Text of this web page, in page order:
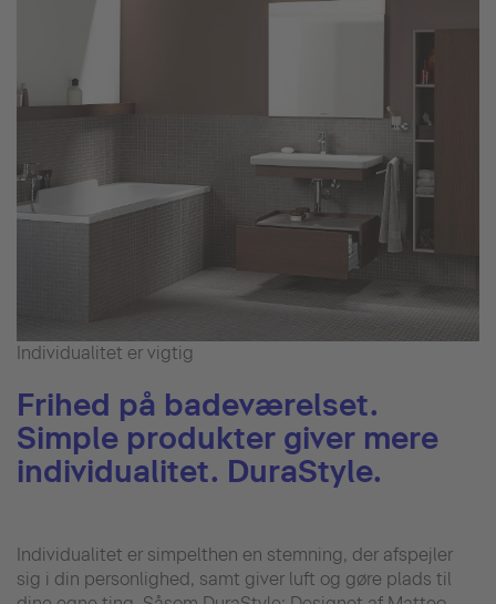
Individualitet er vigtig
Frihed på badeværelset.
Simple produkter giver mere
individualitet. DuraStyle.
Individualitet er simpelthen en stemning, der afspejler
sig i din personlighed, samt giver luft og gøre plads til